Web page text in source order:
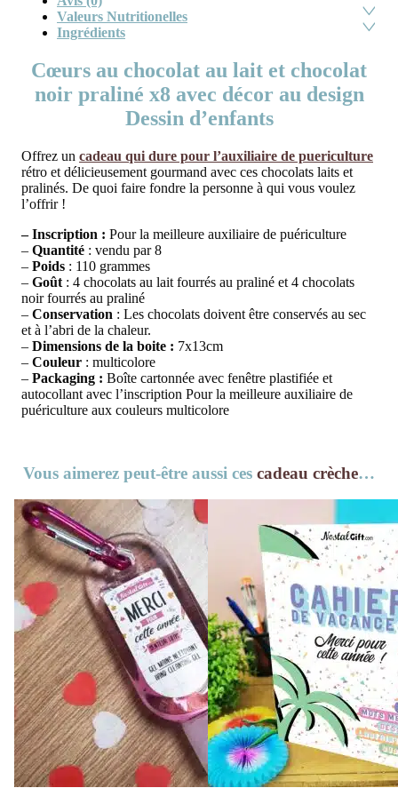
Valeurs Nutritionelles
Ingrédients
Cœurs au chocolat au lait et chocolat
noir praliné x8 avec décor au design
Dessin d’enfants
Offrez un cadeau qui dure pour l’auxiliaire de puericulture
rétro et délicieusement gourmand avec ces chocolats laits et
pralinés. De quoi faire fondre la personne à qui vous voulez
l’offrir !
– Inscription : Pour la meilleure auxiliaire de puériculture
– Quantité : vendu par 8
– Poids : 110 grammes
– Goût : 4 chocolats au lait fourrés au praliné et 4 chocolats
noir fourrés au praliné
– Conservation : Les chocolats doivent être conservés au sec
et à l’abri de la chaleur.
– Dimensions de la boite : 7x13cm
– Couleur : multicolore
– Packaging : Boîte cartonnée avec fenêtre plastifiée et
autocollant avec l’inscription Pour la meilleure auxiliaire de
puériculture aux couleurs multicolore
Vous aimerez peut-être aussi ces cadeau crèche…